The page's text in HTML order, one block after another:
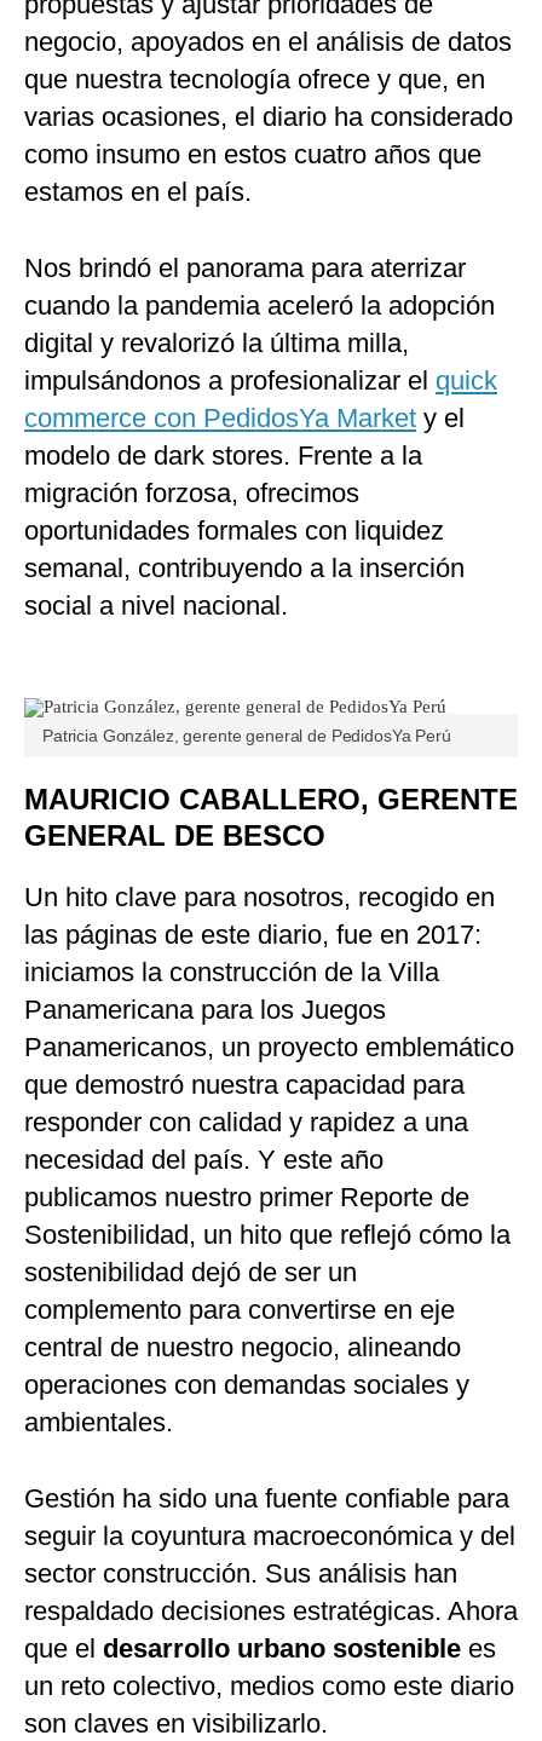
negocio, apoyados en el análisis de datos
que nuestra tecnología ofrece y que, en
varias ocasiones, el diario ha considerado
como insumo en estos cuatro años que
estamos en el país.
Nos brindó el panorama para aterrizar
cuando la pandemia aceleró la adopción
digital y revalorizó la última milla,
impulsándonos a profesionalizar el quick
commerce con PedidosYa Market y el
modelo de dark stores. Frente a la
migración forzosa, ofrecimos
oportunidades formales con liquidez
semanal, contribuyendo a la inserción
social a nivel nacional.
Patricia González, gerente general de PedidosYa Perú
MAURICIO CABALLERO, GERENTE
GENERAL DE BESCO
Un hito clave para nosotros, recogido en
las páginas de este diario, fue en 2017:
iniciamos la construcción de la Villa
Panamericana para los Juegos
Panamericanos, un proyecto emblemático
que demostró nuestra capacidad para
responder con calidad y rapidez a una
necesidad del país. Y este año
publicamos nuestro primer Reporte de
Sostenibilidad, un hito que reflejó cómo la
sostenibilidad dejó de ser un
complemento para convertirse en eje
central de nuestro negocio, alineando
operaciones con demandas sociales y
ambientales.
Gestión ha sido una fuente confiable para
seguir la coyuntura macroeconómica y del
sector construcción. Sus análisis han
respaldado decisiones estratégicas. Ahora
que el desarrollo urbano sostenible es
un reto colectivo, medios como este diario
son claves en visibilizarlo.